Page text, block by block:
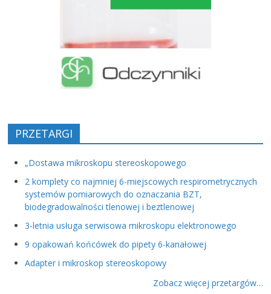
PRZETARGI
„Dostawa mikroskopu stereoskopowego
2 komplety co najmniej 6-miejscowych respirometrycznych
systemów pomiarowych do oznaczania BZT,
biodegradowalności tlenowej i beztlenowej
3-letnia usługa serwisowa mikroskopu elektronowego
9 opakowań końcówek do pipety 6-kanałowej
Adapter i mikroskop stereoskopowy
Zobacz więcej przetargów…